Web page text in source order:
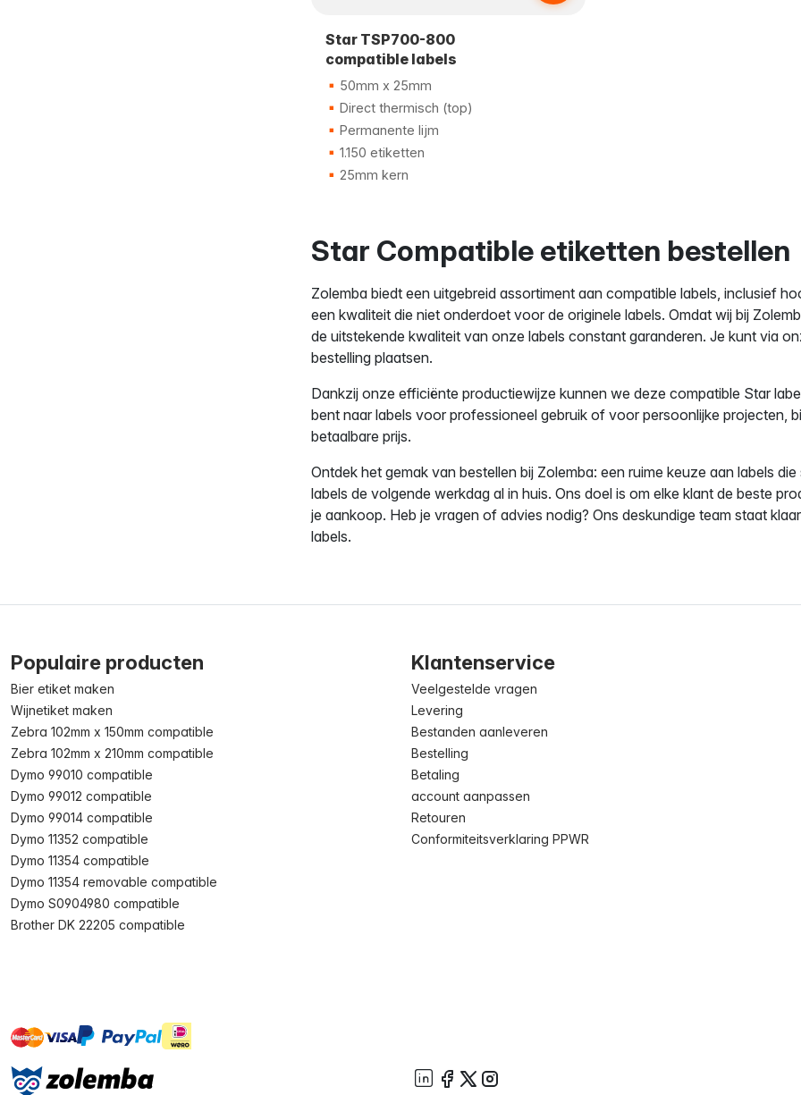
Star TSP700-800
compatible labels
50mm x 25mm
Direct thermisch (top)
Permanente lijm
1.150 etiketten
25mm kern
Star Compatible etiketten bestellen
Zolemba biedt een uitgebreid assortiment aan compatible labels, inclusief
een kwaliteit die niet onderdoet voor de originele labels. Omdat wij bij
de uitstekende kwaliteit van onze labels constant garanderen. Je kunt via
bestelling plaatsen.
Dankzij onze efficiënte productiewijze kunnen we deze compatible Star
bent naar labels voor professioneel gebruik of voor persoonlijke projecten,
betaalbare prijs.
Ontdek het gemak van bestellen bij Zolemba: een ruime keuze aan labels
labels de volgende werkdag al in huis. Ons doel is om elke klant de beste
je aankoop. Heb je vragen of advies nodig? Ons deskundige team staat
labels.
Populaire producten
Bier etiket maken
Wijnetiket maken
Zebra 102mm x 150mm compatible
Zebra 102mm x 210mm compatible
Dymo 99010 compatible
Dymo 99012 compatible
Dymo 99014 compatible
Dymo 11352 compatible
Dymo 11354 compatible
Dymo 11354 removable compatible
Dymo S0904980 compatible
Brother DK 22205 compatible
Klantenservice
Veelgestelde vragen
Levering
Bestanden aanleveren
Bestelling
Betaling
account aanpassen
Retouren
Conformiteitsverklaring PPWR
mastervisa paypal ideal